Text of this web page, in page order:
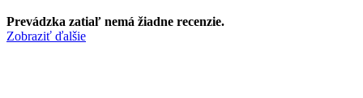
Prevádzka zatiaľ nemá žiadne recenzie.
Zobraziť ďalšie